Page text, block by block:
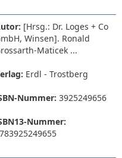
[Hrsg.: Dr. Loges + Co
Winsen]. Ronald
Maticek ...
Erdl - Trostberg
Nummer: 3925249656
Nummer: